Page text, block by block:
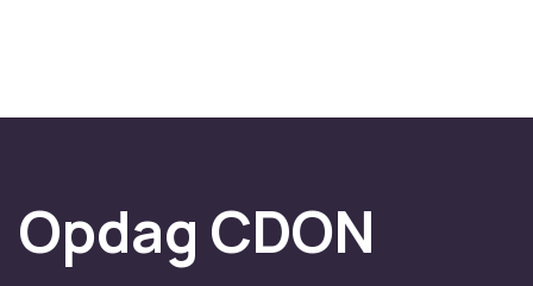
materialer,
Opdag CDON